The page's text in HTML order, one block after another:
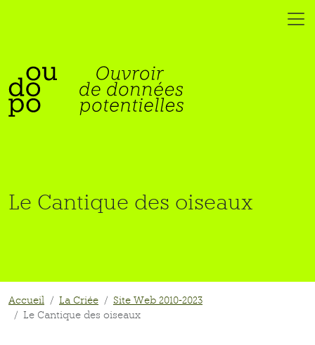
Le Cantique des oiseaux
Accueil La Criée
Site Web 2010-2023
Le Cantique des oiseaux